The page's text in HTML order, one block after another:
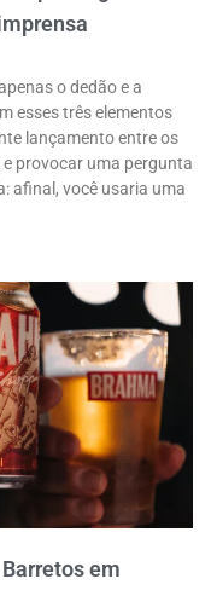
o dedão e a
esses três elementos
lançamento entre os
provocar uma pergunta
afinal, você usaria uma
em